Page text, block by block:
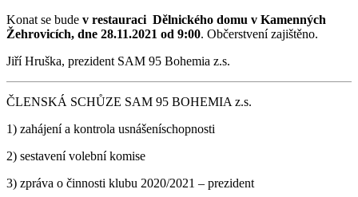
Konat se bude v restauraci Dělnického domu v Kamenných
Žehrovicích, dne 28.11.2021 od 9:00. Občerstvení zajištěno.
Jiří Hruška, prezident SAM 95 Bohemia z.s.
ČLENSKÁ SCHŮZE SAM 95 BOHEMIA z.s.
1) zahájení a kontrola usnášeníschopnosti
2) sestavení volební komise
3) zpráva o činnosti klubu 2020/2021 – prezident